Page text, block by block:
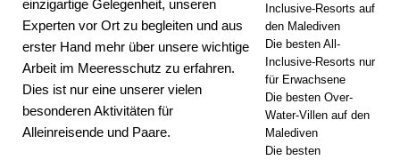
5-
STERNE-
HOTELS
einzigartige Gelegenheit, unseren
Experten vor Ort zu begleiten und aus
erster Hand mehr über unsere wichtige
Arbeit im Meeresschutz zu erfahren.
Dies ist nur eine unserer vielen
besonderen Aktivitäten für
Alleinreisende und Paare.
Inclusive-Resorts auf
den Malediven
Die besten All-
Inclusive-Resorts nur
für Erwachsene
Die besten Over-
Water-Villen auf den
Malediven
Die besten